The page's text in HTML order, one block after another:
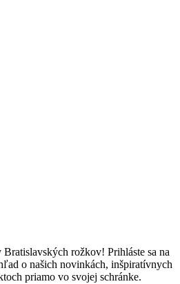
Bratislavských rožkov! Prihláste sa na
o našich novinkách, inšpiratívnych
priamo vo svojej schránke.